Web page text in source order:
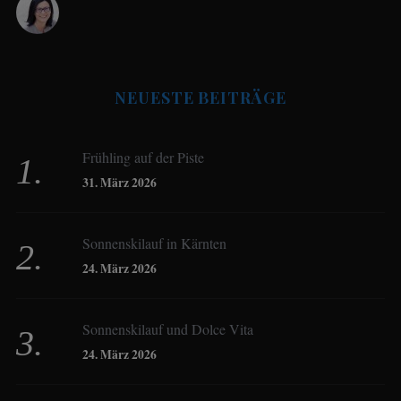
Birgit Werner
Christoph Schrahe
NEUESTE BEITRÄGE
Frühling auf der Piste
31. März 2026
Sonnenskilauf in Kärnten
24. März 2026
Sonnenskilauf und Dolce Vita
24. März 2026